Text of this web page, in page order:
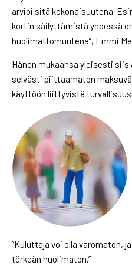
arvioi sitä kokonaisuutena.
kortin säilyttämistä yhdessä
huolimattomuutena”, Emmi
Hänen mukaansa yleisesti
selvästi piittaamaton
käyttöön liittyvistä
”Kuluttaja voi olla varomaton,
törkeän huolimaton.”